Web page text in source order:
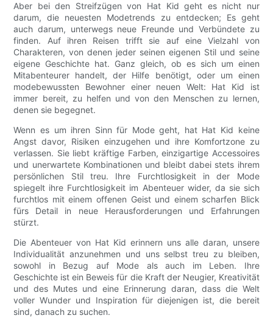
Aber bei den Streifzügen von Hat Kid geht es nicht nur
darum, die neuesten Modetrends zu entdecken; Es geht
auch darum, unterwegs neue Freunde und Verbündete zu
finden. Auf ihren Reisen trifft sie auf eine Vielzahl von
Charakteren, von denen jeder seinen eigenen Stil und seine
eigene Geschichte hat. Ganz gleich, ob es sich um einen
Mitabenteurer handelt, der Hilfe benötigt, oder um einen
modebewussten Bewohner einer neuen Welt: Hat Kid ist
immer bereit, zu helfen und von den Menschen zu lernen,
denen sie begegnet.
Wenn es um ihren Sinn für Mode geht, hat Hat Kid keine
Angst davor, Risiken einzugehen und ihre Komfortzone zu
verlassen. Sie liebt kräftige Farben, einzigartige Accessoires
und unerwartete Kombinationen und bleibt dabei stets ihrem
persönlichen Stil treu. Ihre Furchtlosigkeit in der Mode
spiegelt ihre Furchtlosigkeit im Abenteuer wider, da sie sich
furchtlos mit einem offenen Geist und einem scharfen Blick
fürs Detail in neue Herausforderungen und Erfahrungen
stürzt.
Die Abenteuer von Hat Kid erinnern uns alle daran, unsere
Individualität anzunehmen und uns selbst treu zu bleiben,
sowohl in Bezug auf Mode als auch im Leben. Ihre
Geschichte ist ein Beweis für die Kraft der Neugier, Kreativität
und des Mutes und eine Erinnerung daran, dass die Welt
voller Wunder und Inspiration für diejenigen ist, die bereit
sind, danach zu suchen.